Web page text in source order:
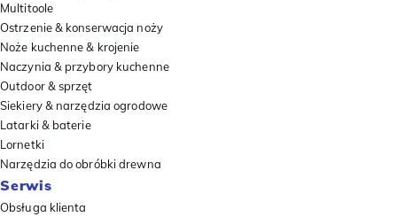
Multitoole
Ostrzenie & konserwacja noży
Noże kuchenne & krojenie
Naczynia & przybory kuchenne
Outdoor & sprzęt
Siekiery & narzędzia ogrodowe
Latarki & baterie
Lornetki
Narzędzia do obróbki drewna
Serwis
Obsługa klienta